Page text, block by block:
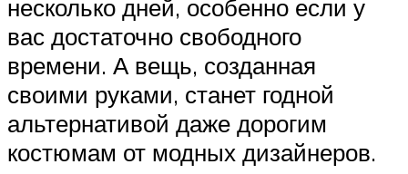
несколько дней, особенно если у
вас достаточно свободного
времени. А вещь, созданная
своими руками, станет годной
альтернативой даже дорогим
костюмам от модных дизайнеров.